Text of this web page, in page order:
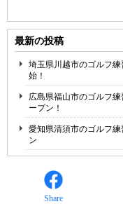
最新の投稿
埼玉県川越市のゴルフ
始！
広島県福山市のゴルフ
ープン！
愛知県清須市のゴルフ
ン
Share